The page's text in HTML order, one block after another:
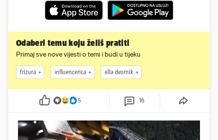
Odaberi temu koju želiš pratiti
Primaj sve nove vijesti o temi i budi u tijeku
frizura influencerica ella dvornik
5 16